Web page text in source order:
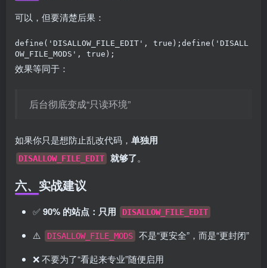
可以，但要清楚后果：
define('DISALLOW_FILE_EDIT', true);define('DISALL
OW_FILE_MODS', true);
效果等同于：
后台彻底变成“只读环境”
如果你只是想防止乱改代码， 单独用
DISALLOW_FILE_EDIT 就够了。
六、实战建议
✅90% 的站点：只用 DISALLOW_FILE_EDIT
⚠️ DISALLOW_FILE_MODS
不是“更安全”，而是“更封闭”
❌ 不要为了“看起来专业”随便启用